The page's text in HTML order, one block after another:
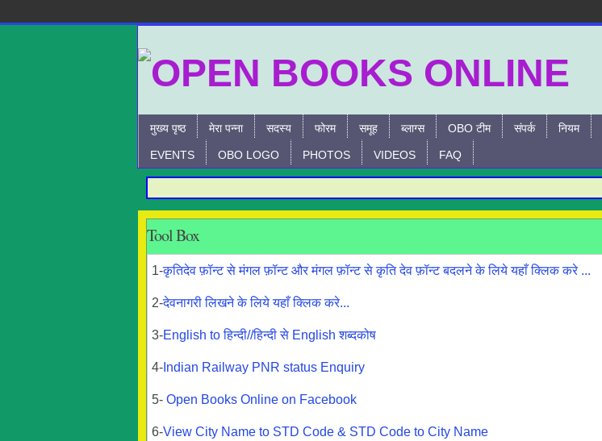
मुख्य पृष्ठ मेरा पन्ना सदस्य फोरम समूह ब्लाग्स OBO टीम संपर्क नियम
EVENTS OBO LOGO PHOTOS VIDEOS FAQ
Tool Box
1-कृतिदेव फ़ॉन्ट से मंगल फ़ॉन्ट और मंगल फ़ॉन्ट से कृति देव फ़ॉन्ट बदलने के लिये यहाँ क्लिक करे ...
2-देवनागरी लिखने के लिये यहाँ क्लिक करे...
3-English to हिन्दी//हिन्दी से English शब्दकोष
4- Indian Railway PNR status Enquiry
5- Open Books Online on Facebook
6-View City Name to STD Code & STD Code to City Name